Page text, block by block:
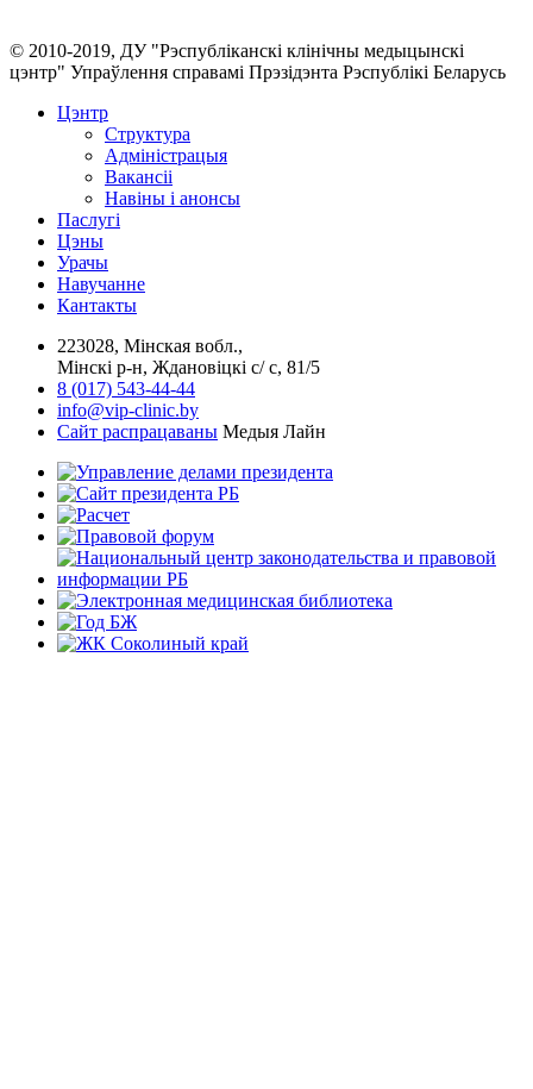
© 2010-2019, ДУ "Рэспубліканскі клінічны медыцынскі
цэнтр" Упраўлення справамі Прэзідэнта Рэспублікі Беларусь
Цэнтр
Структура
Адміністрацыя
Вакансіі
Навіны і анонсы
Паслугi
Цэны
Урачы
Навучанне
Кантакты
223028, Мінская вобл.,
Мінскі р-н, Ждановіцкі с/ с, 81/5
8 (017) 543-44-44
info@vip-clinic.by
Сайт распрацаваны Медыя Лайн